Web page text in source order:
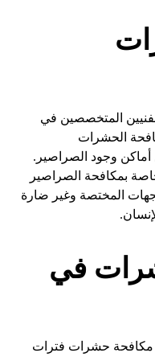
المتخصصين في
الحشرات
أماكن وجود الصراصير.
بمكافحة الصراصير
المختصة وغير ضارة
في
مكافحة حشرات فترات